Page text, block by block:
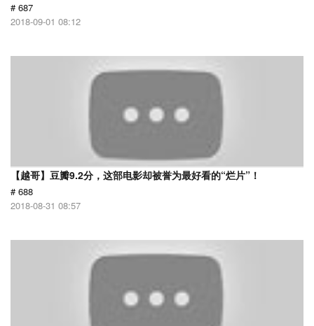
# 687
2018-09-01 08:12
【越哥】豆瓣9.2分，这部电影却被誉为最好看的“烂片”！
# 688
2018-08-31 08:57